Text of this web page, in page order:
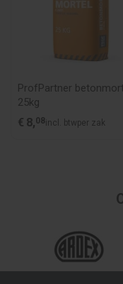
ProfPartner
25kg
€ 8,08 incl. btwper zak